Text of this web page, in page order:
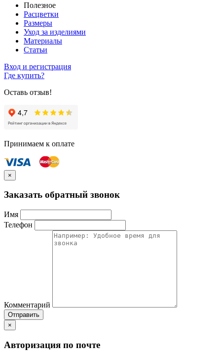
Полезное
Расцветки
Размеры
Уход за изделиями
Материалы
Статьи
Вход и регистрация
Где купить?
Оставь отзыв!
Принимаем к оплате
×
Заказать обратный звонок
Имя
Телефон
Комментарий
Отправить
×
Авторизация по почте